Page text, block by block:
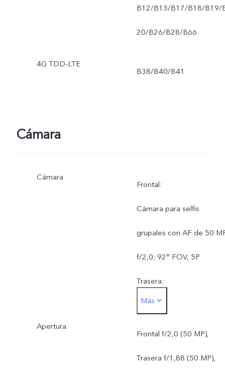
B12/B13/B17/B18/B19/
20/B26/B28/B66
4G TDD-LTE
B38/B40/B41
Cámara
Cámara
Frontal:
Cámara para selfis
grupales con AF de 50
f/2,0; 92° FOV, 5P
Trasera:
Cámara principal de 50
VCS True Color, OIS,
f/1,88; 84° FOV, 6P
Más
Apertura
Frontal f/2,0 (50 MP),
Trasera f/1,88 (50 MP),